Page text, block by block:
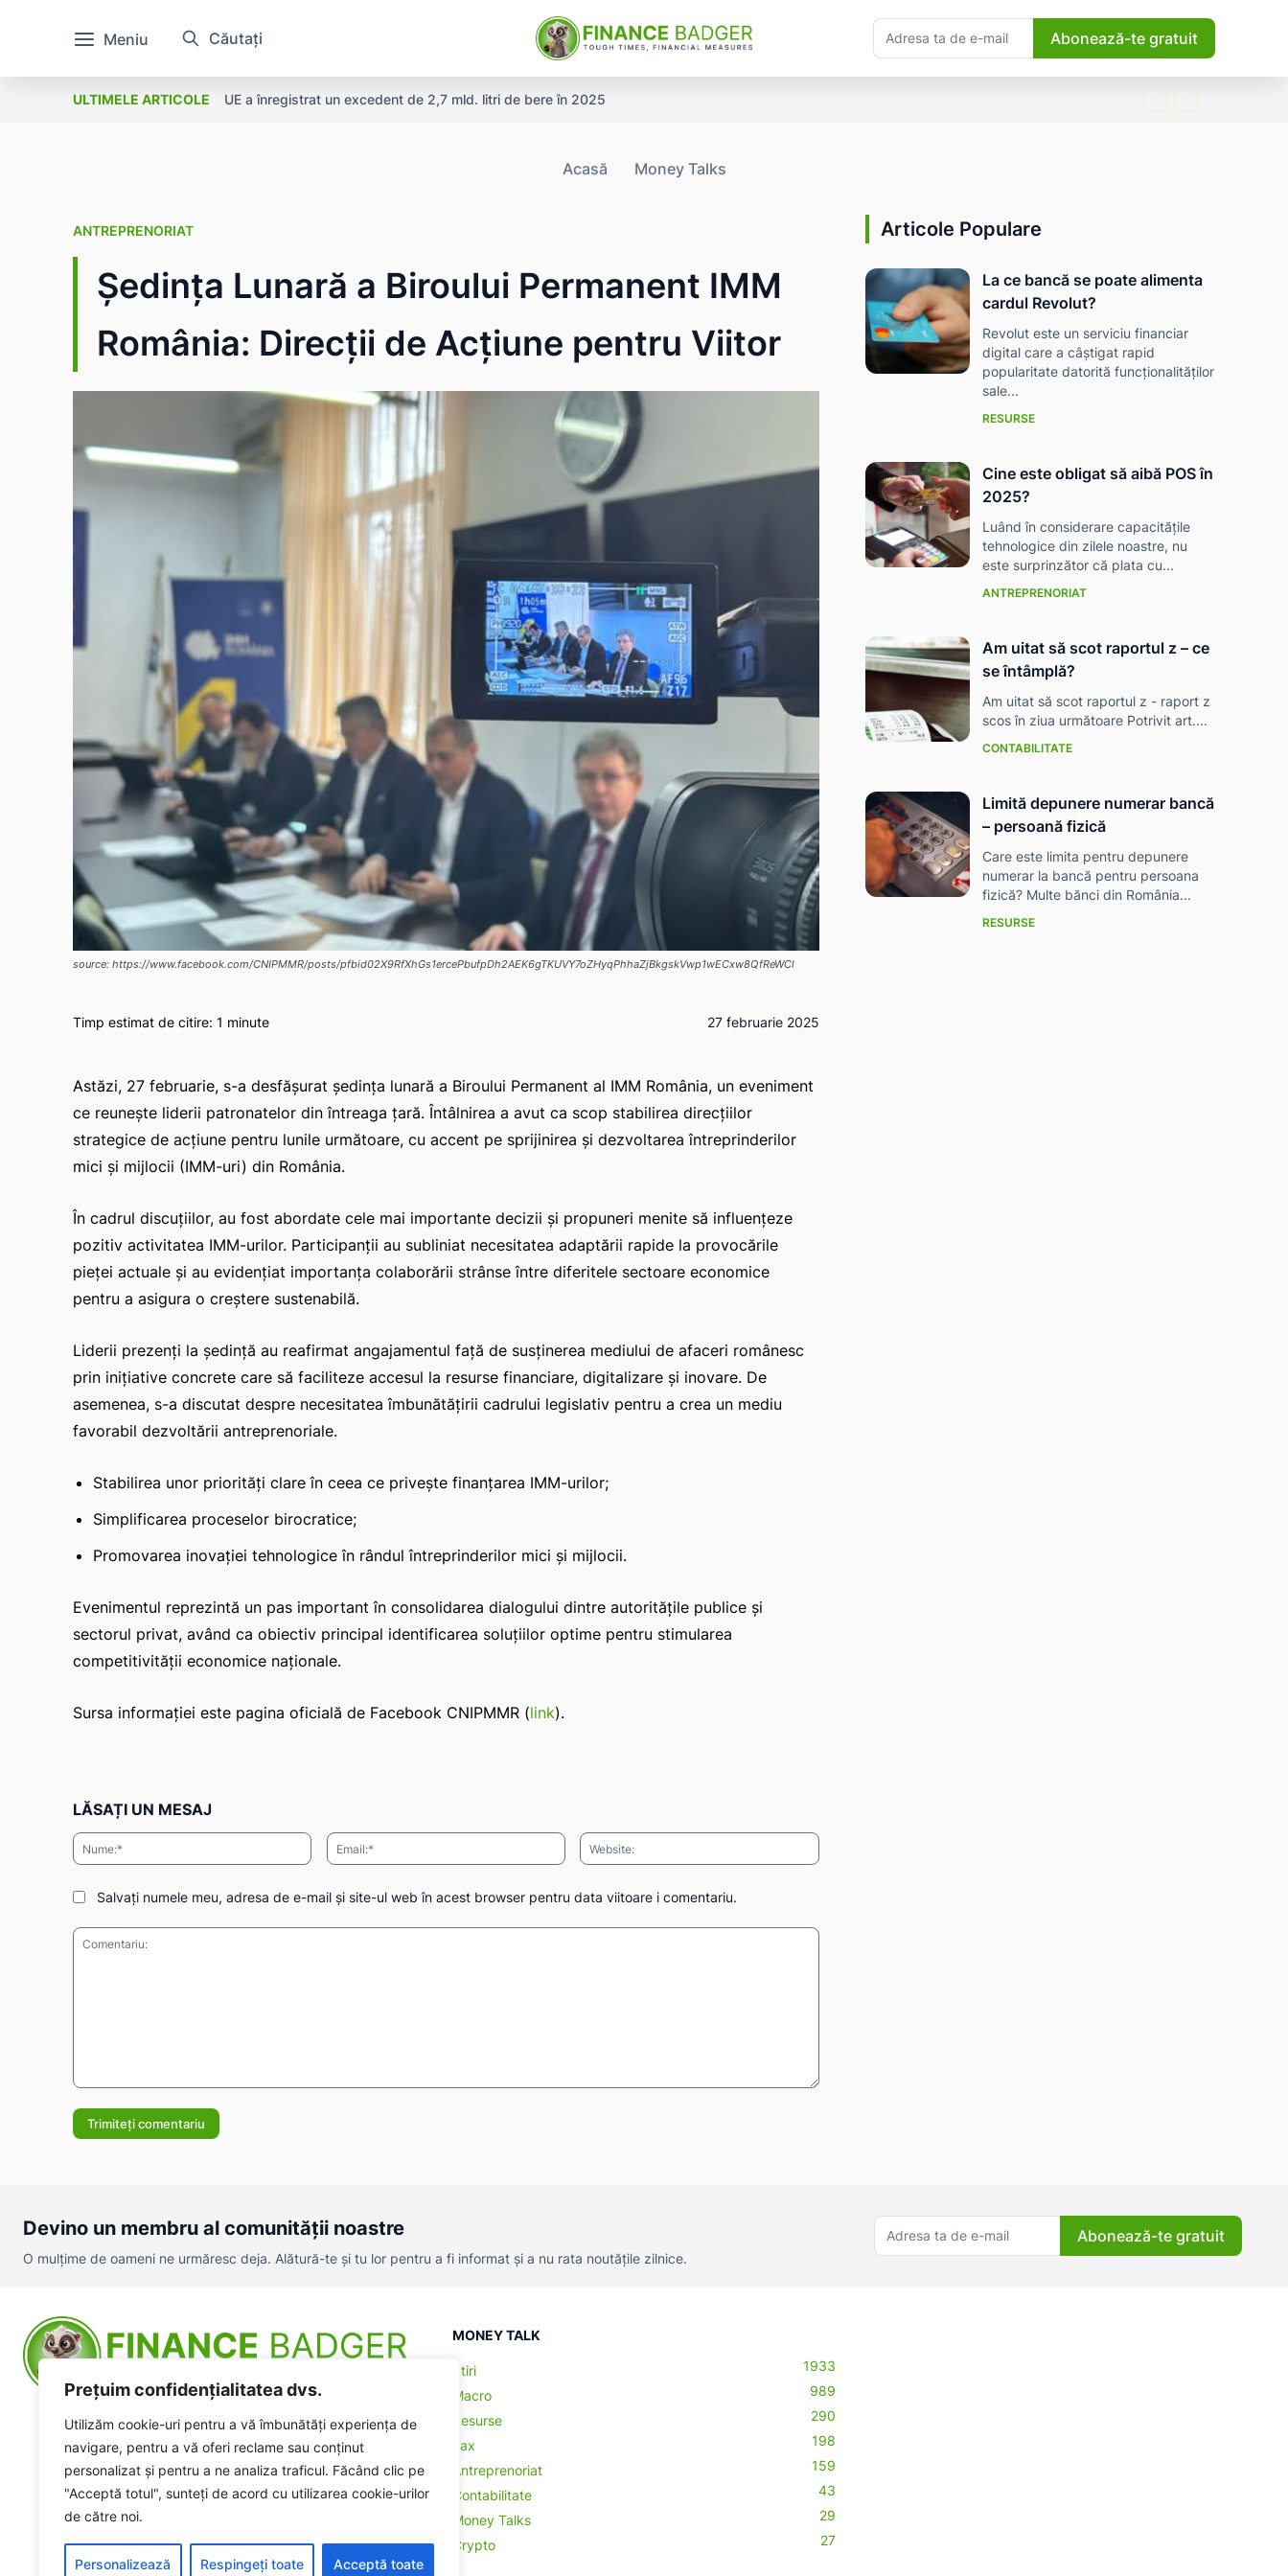
Prețuim confidențialitatea dvs.
Utilizăm cookie-uri pentru a vă îmbunătăți experiența de
navigare, pentru a vă oferi reclame sau conținut
personalizat și pentru a ne analiza traficul. Făcând clic pe
"Acceptă totul", sunteți de acord cu utilizarea cookie-urilor
de către noi.
Personalizează Respingeți toate Acceptă toate
Meniu Căutați Abonează-te gratuit
ULTIMELE ARTICOLE UE a înregistrat un excedent de 2,7 mld. litri de bere în 2025
Acasă Money Talks
ANTREPRENORIAT
Ședința Lunară a Biroului Permanent IMM
România: Direcții de Acțiune pentru Viitor
source: https://www.facebook.com/CNIPMMR/posts/pfbid02X9RfXhGs1ercePbufpDh2AEK6gTKUVY7oZHyqPhhaZjBkgskVwp1wECxw8QfReWCl
Timp estimat de citire: 1 minute 27 februarie 2025
Astăzi, 27 februarie, s-a desfășurat ședința lunară a Biroului Permanent al IMM România, un eveniment
ce reunește liderii patronatelor din întreaga țară. Întâlnirea a avut ca scop stabilirea direcțiilor
strategice de acțiune pentru lunile următoare, cu accent pe sprijinirea și dezvoltarea întreprinderilor
mici și mijlocii (IMM-uri) din România.
În cadrul discuțiilor, au fost abordate cele mai importante decizii și propuneri menite să influențeze
pozitiv activitatea IMM-urilor. Participanții au subliniat necesitatea adaptării rapide la provocările
pieței actuale și au evidențiat importanța colaborării strânse între diferitele sectoare economice
pentru a asigura o creștere sustenabilă.
Liderii prezenți la ședință au reafirmat angajamentul față de susținerea mediului de afaceri românesc
prin inițiative concrete care să faciliteze accesul la resurse financiare, digitalizare și inovare. De
asemenea, s-a discutat despre necesitatea îmbunătățirii cadrului legislativ pentru a crea un mediu
favorabil dezvoltării antreprenoriale.
Stabilirea unor priorități clare în ceea ce privește finanțarea IMM-urilor;
Simplificarea proceselor birocratice;
Promovarea inovației tehnologice în rândul întreprinderilor mici și mijlocii.
Evenimentul reprezintă un pas important în consolidarea dialogului dintre autoritățile publice și
sectorul privat, având ca obiectiv principal identificarea soluțiilor optime pentru stimularea
competitivității economice naționale.
Sursa informației este pagina oficială de Facebook CNIPMMR (link).
LĂSAȚI UN MESAJ
Nume:* Email:* Website:
Salvați numele meu, adresa de e-mail și site-ul web în acest browser pentru data viitoare i comentariu.
Articole Populare
La ce bancă se poate alimenta
cardul Revolut?
Revolut este un serviciu financiar
digital care a câștigat rapid
popularitate datorită funcționalităților
sale...
RESURSE
Cine este obligat să aibă POS în
2025?
Luând în considerare capacitățile
tehnologice din zilele noastre, nu
este surprinzător că plata cu...
ANTREPRENORIAT
Am uitat să scot raportul z – ce
se întâmplă?
Am uitat să scot raportul z - raport z
scos în ziua următoare Potrivit art....
CONTABILITATE
Limită depunere numerar bancă
– persoană fizică
Care este limita pentru depunere
numerar la bancă pentru persoana
fizică? Multe bănci din România...
RESURSE
Devino un membru al comunității noastre
O mulțime de oameni ne urmăresc deja. Alătură-te și tu lor pentru a fi informat și a nu rata noutățile zilnice.
Abonează-te gratuit
MONEY TALK
Știri
1933
Macro
989
Resurse
290
Tax
198
Antreprenoriat
159
Contabilitate
43
Money Talks
29
Crypto
27